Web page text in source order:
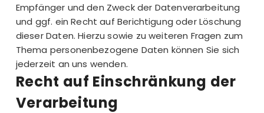
Empfänger und den Zweck der Datenverarbeitung
und ggf. ein Recht auf Berichtigung oder Löschung
dieser Daten. Hierzu sowie zu weiteren Fragen zum
Thema personenbezogene Daten können Sie sich
jederzeit an uns wenden.
Recht auf Einschränkung der
Verarbeitung